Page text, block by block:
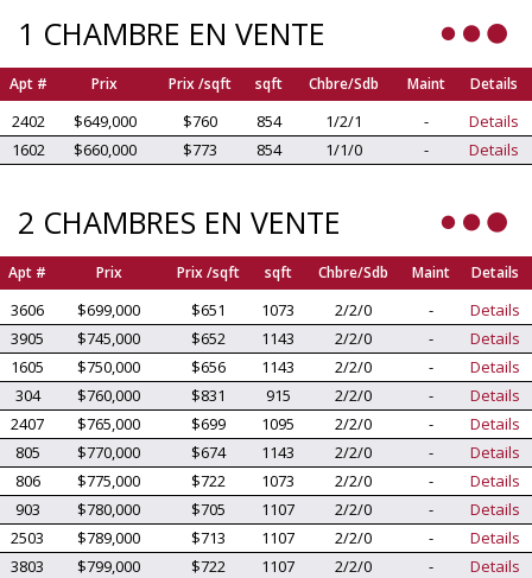
1 CHAMBRE EN VENTE
Apt # Prix Prix /sqft sqft Chbre/Sdb Maint Details
2402 $649,000 $760 854 1/2/1 -
Details
1602
$660,000 $773 854 1/1/0 - Details
2 CHAMBRES EN VENTE
Apt # Prix Prix /sqft sqft Chbre/Sdb Maint Details
3606 $699,000 $651 1073 2/2/0 -
Details
3905
$745,000 $652 1143 2/2/0 -
Details
1605
$750,000 $656 1143 2/2/0 -
Details
304
$760,000 $831 915 2/2/0 -
Details
2407
$765,000 $699 1095 2/2/0 -
Details
805
$770,000 $674 1143 2/2/0 -
Details
806
$775,000 $722 1073 2/2/0 -
Details
903
$780,000 $705 1107 2/2/0 -
Details
2503
$789,000 $713 1107 2/2/0 -
Details
3803
$799,000 $722 1107 2/2/0 -
Details